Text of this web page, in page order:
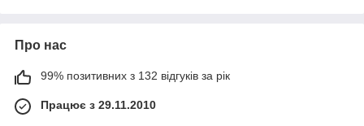
Про нас
99% позитивних з 132 відгуків за рік
Працює з 29.11.2010